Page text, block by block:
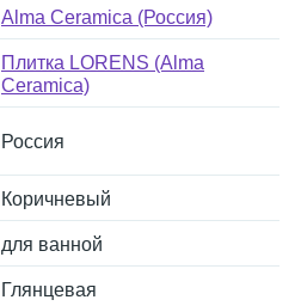
Alma Ceramica (Россия)
Плитка LORENS (Alma
Ceramica)
Россия
Коричневый
для ванной
Глянцевая